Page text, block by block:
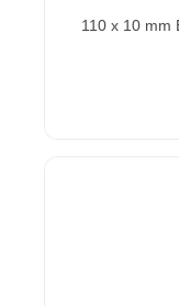
110 x 10 mm